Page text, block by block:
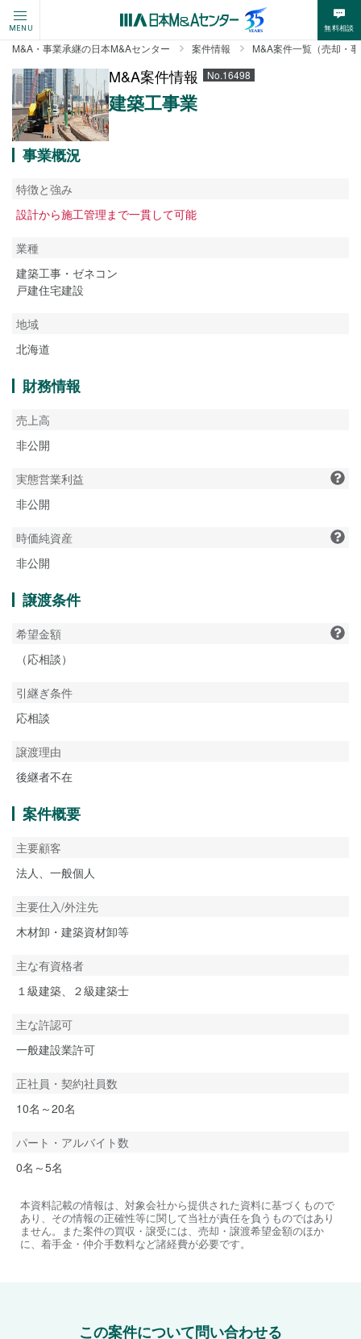
MENU 無料相談
M&A・事業承継の日本M&Aセンター 案件情報 M&A案件一覧（売却・
M&A案件情報 No.16498
建築工事業
事業概況
特徴と強み
設計から施工管理まで一貫して可能
業種
建築工事・ゼネコン
戸建住宅建設
地域
北海道
財務情報
売上高
非公開
実態営業利益
非公開
時価純資産
非公開
譲渡条件
希望金額
（応相談）
引継ぎ条件
応相談
譲渡理由
後継者不在
案件概要
主要顧客
法人、一般個人
主要仕入/外注先
木材卸・建築資材卸等
主な有資格者
１級建築、２級建築士
主な許認可
一般建設業許可
正社員・契約社員数
10名～20名
パート・アルバイト数
0名～5名
本資料記載の情報は、対象会社から提供された資料に基づくもので
あり、その情報の正確性等に関して当社が責任を負うものではあり
ません。また案件の買収・譲受には、売却・譲渡希望金額のほか
に、着手金・仲介手数料など諸経費が必要です。